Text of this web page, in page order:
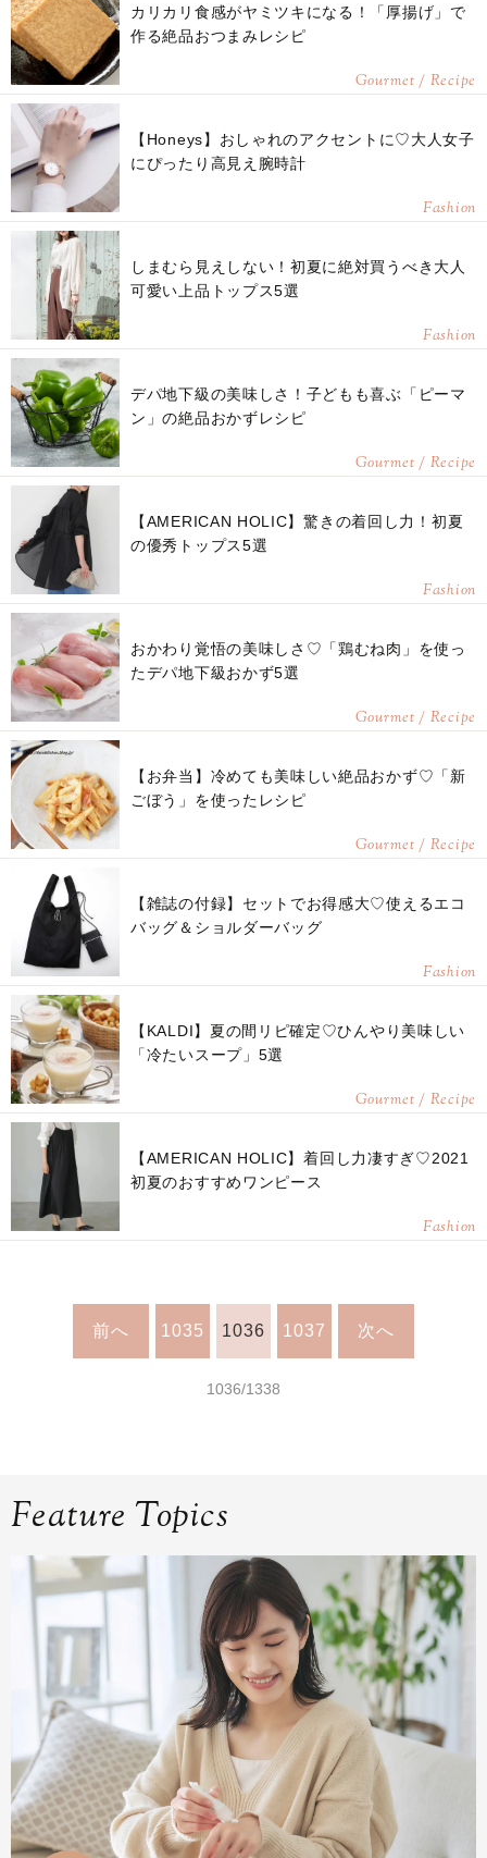
カリカリ食感がヤミツキになる！「厚揚げ」で
作る絶品おつまみレシピ
Gourmet / Recipe
【Honeys】おしゃれのアクセントに♡大人女子
にぴったり高見え腕時計
Fashion
しまむら見えしない！初夏に絶対買うべき大人
可愛い上品トップス5選
Fashion
デパ地下級の美味しさ！子どもも喜ぶ「ピーマ
ン」の絶品おかずレシピ
Gourmet / Recipe
【AMERICAN HOLIC】驚きの着回し力！初夏
の優秀トップス5選
Fashion
おかわり覚悟の美味しさ♡「鶏むね肉」を使っ
たデパ地下級おかず5選
Gourmet / Recipe
【お弁当】冷めても美味しい絶品おかず♡「新
ごぼう」を使ったレシピ
Gourmet / Recipe
【雑誌の付録】セットでお得感大♡使えるエコ
バッグ＆ショルダーバッグ
Fashion
【KALDI】夏の間リピ確定♡ひんやり美味しい
「冷たいスープ」5選
Gourmet / Recipe
【AMERICAN HOLIC】着回し力凄すぎ♡2021
初夏のおすすめワンピース
Fashion
前へ 1035 1036 1037 次へ
1036/1338
Feature Topics